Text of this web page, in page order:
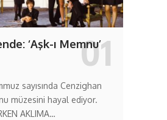
‘Aşk-ı Memnu’
sayısında Cenzighan
müzesini hayal ediyor.
AKLIMA…